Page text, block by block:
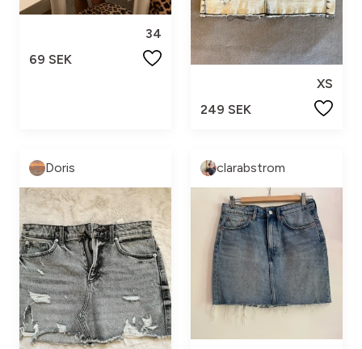
34
69 SEK
XS
249 SEK
Doris clarabstrom